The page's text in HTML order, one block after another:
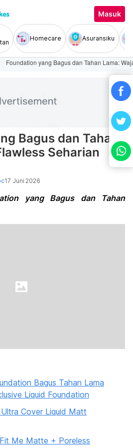
Masuk
Homecare Asuransiku
Foundation yang Bagus dan Tahan Lama:
Bagus dan Tahan
Seharian
17 Juni 2026
yang Bagus dan Tahan
Bagus Tahan Lama
Liquid Foundation
Cover Liquid Matt
Me Matte + Poreless